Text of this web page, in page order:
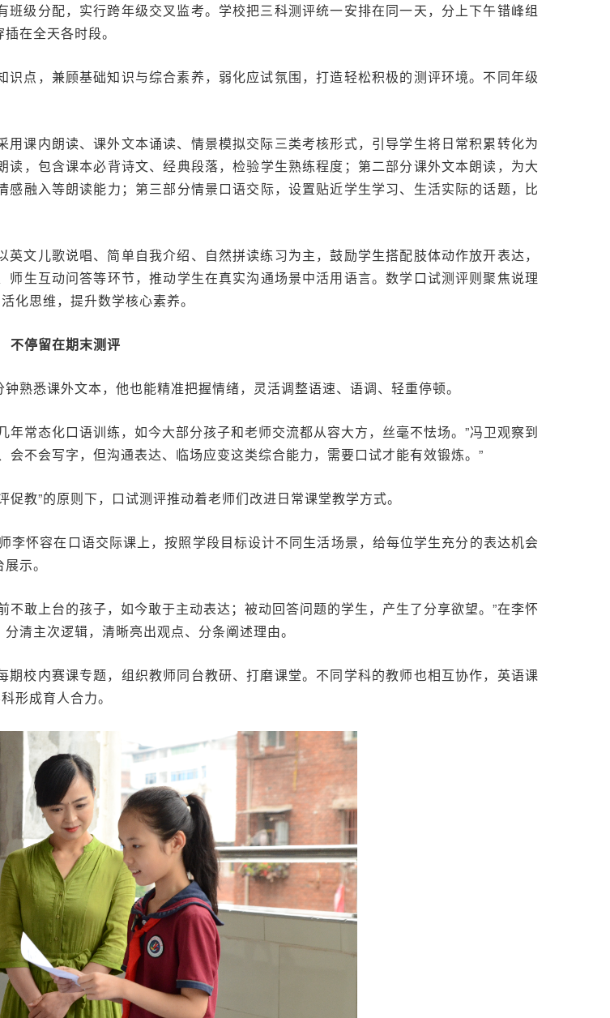
级分配，实行跨年级交叉监考。学校把三科测评统一安排在同一天，分上下午错峰组
在全天各时段。
点，兼顾基础知识与综合素养，弱化应试氛围，打造轻松积极的测评环境。不同年级
课内朗读、课外文本诵读、情景模拟交际三类考核形式，引导学生将日常积累转化为
，包含课本必背诗文、经典段落，检验学生熟练程度；第二部分课外文本朗读，为大
融入等朗读能力；第三部分情景口语交际，设置贴近学生学习、生活实际的话题，比
文儿歌说唱、简单自我介绍、自然拼读练习为主，鼓励学生搭配肢体动作放开表达，
生互动问答等环节，推动学生在真实沟通场景中活用语言。数学口试测评则聚焦说理
化思维，提升数学核心素养。
不停留在期末测评
熟悉课外文本，他也能精准把握情绪，灵活调整语速、语调、轻重停顿。
常态化口语训练，如今大部分孩子和老师交流都从容大方，丝毫不怯场。”冯卫观察到
不会写字，但沟通表达、临场应变这类综合能力，需要口试才能有效锻炼。”
教”的原则下，口试测评推动着老师们改进日常课堂教学方式。
李怀容在口语交际课上，按照学段目标设计不同生活场景，给每位学生充分的表达机会
示。
敢上台的孩子，如今敢于主动表达；被动回答问题的学生，产生了分享欲望。”在李怀
清主次逻辑，清晰亮出观点、分条阐述理由。
校内赛课专题，组织教师同台教研、打磨课堂。不同学科的教师也相互协作，英语课
形成育人合力。